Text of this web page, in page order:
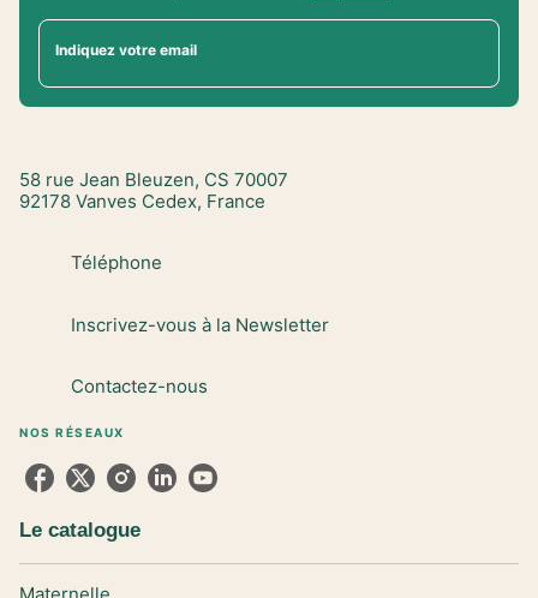
Indiquez votre email
58 rue Jean Bleuzen, CS 70007
92178 Vanves Cedex, France
Téléphone
Inscrivez-vous à la Newsletter
Contactez-nous
NOS RÉSEAUX
Le catalogue